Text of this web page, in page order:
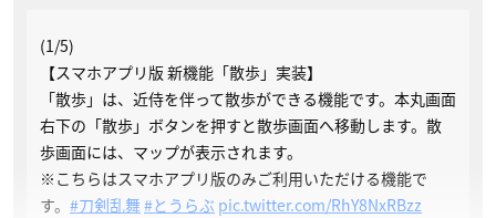
(1/5)
【スマホアプリ版 新機能「散歩」実装】
「散歩」は、近侍を伴って散歩ができる機能です。本丸画面
右下の「散歩」ボタンを押すと散歩画面へ移動します。散
歩画面には、マップが表示されます。
※こちらはスマホアプリ版のみご利用いただける機能で
す。 #刀剣乱舞#とうらぶ pic.twitter.com/RhY8NxRBzz